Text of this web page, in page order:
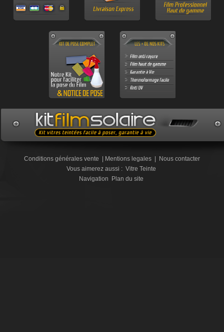
Conditions générales vente | Mentions legales | Nous contacter
Vous aimerez aussi : Vitre Teinte
Navigation Plan du site